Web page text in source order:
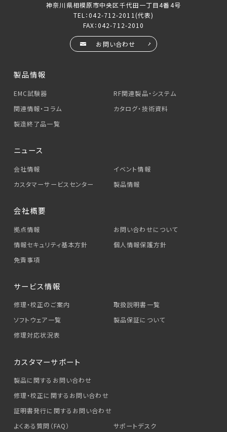
神奈川県相模原市中央区千代田一丁目4番4号
TEL：042-712-2011 (代表)
FAX：042-712-2010
お問い合わせ
製品情報
EMC試験器
RF関連製品・システム
関連情報・コラム
カタログ・技術資料
製造終了品一覧
ニュース
会社情報
イベント情報
カスタマーサービス センター 製品情報
会社概要
拠点情報
お問い合わせについて
情報セキュリティ基本方針
個人情報保護方針
免責事項
サービス情報
修理・校正のご案内
取扱説明書一覧
ソフトウェア一覧
製品保証について
修理対応状況表
カスタマーサポート
製品に関するお問い合わせ
修理・校正に関するお問い合わせ
証明書発行に関するお問い合わせ
よくある質問（FAQ）
サポートデスク